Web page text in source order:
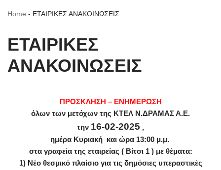
Home - ΕΤΑΙΡΙΚΕΣ ΑΝΑΚΟΙΝΩΣΕΙΣ
ΕΤΑΙΡΙΚΕΣ
ΑΝΑΚΟΙΝΩΣΕΙΣ
ΠΡΟΣΚΛΗΣΗ – ΕΝΗΜΕΡΩΣΗ
όλων των μετόχων της ΚΤΕΛ Ν.ΔΡΑΜΑΣ Α.Ε.
την 16-02-2025 ,
ημέρα Κυριακή και ώρα 13:00 μ.μ.
στα γραφεία της εταιρείας ( Βίτσι 1 ) με θέματα:
1) Νέο θεσμικό πλαίσιο για τις δημόσιες υπεραστικές